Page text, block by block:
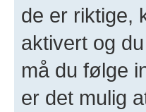
de er riktige,
aktivert og
må du følge
er det mulig